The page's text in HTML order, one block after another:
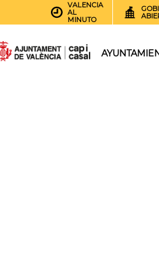
VALENCIA
AL
MINUTO